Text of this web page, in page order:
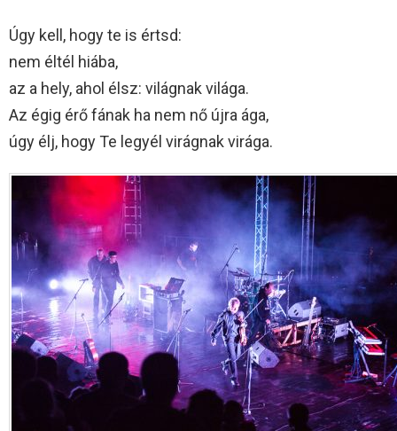
Úgy kell, hogy te is értsd:
nem éltél hiába,
az a hely, ahol élsz: világnak világa.
Az égig érő fának ha nem nő újra ága,
úgy élj, hogy Te legyél virágnak virága.